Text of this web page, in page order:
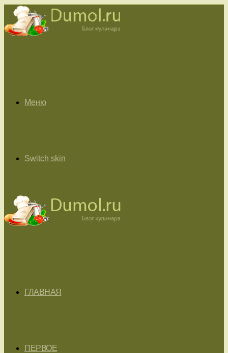
Меню
Switch skin
ГЛАВНАЯ
ПЕРВОЕ